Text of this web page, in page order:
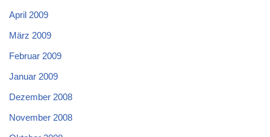
April 2009
März 2009
Februar 2009
Januar 2009
Dezember 2008
November 2008